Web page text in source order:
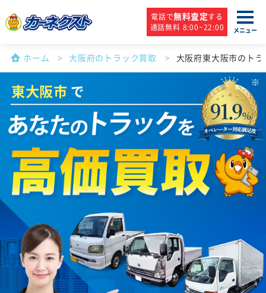
電話で無料査定する
通話無料 8:00~22:00
メニュー
ホーム 大阪府のトラック買取 大阪府東大阪市のト
東大阪市 で